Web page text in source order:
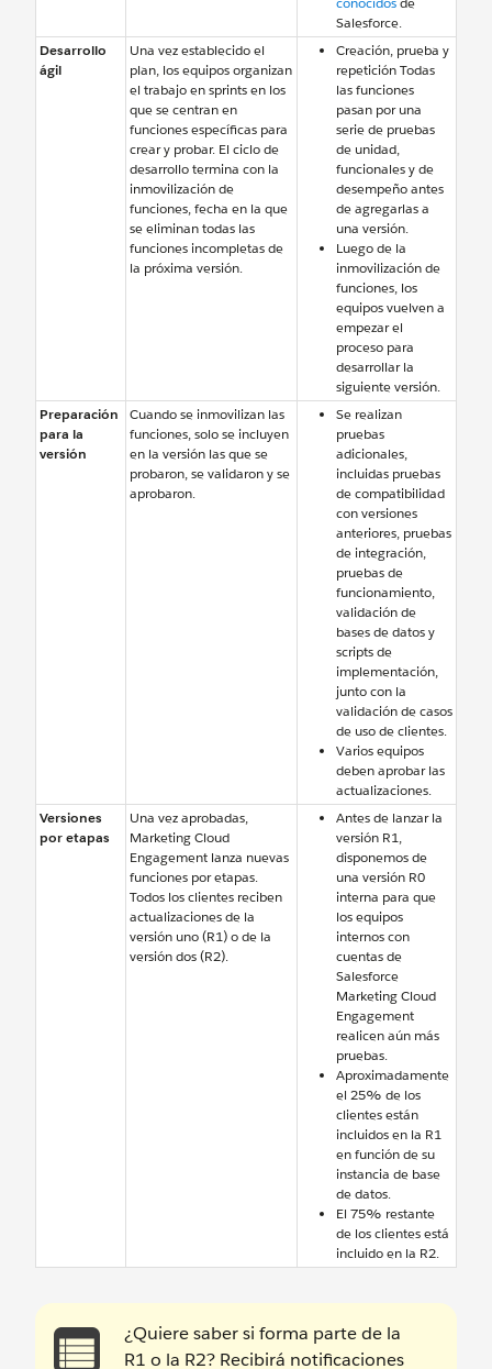
Salesforce.
Desarrollo
ágil
Una vez establecido el
plan, los equipos organizan
el trabajo en sprints en los
que se centran en
funciones específicas para
crear y probar. El ciclo de
desarrollo termina con la
inmovilización de
funciones, fecha en la que
se eliminan todas las
funciones incompletas de
la próxima versión.
Creación, prueba y
repetición Todas
las funciones
pasan por una
serie de pruebas
de unidad,
funcionales y de
desempeño antes
de agregarlas a
una versión.
Luego de la
inmovilización de
funciones, los
equipos vuelven a
empezar el
proceso para
desarrollar la
siguiente versión.
Preparación
para la
versión
Cuando se inmovilizan las
funciones, solo se incluyen
en la versión las que se
probaron, se validaron y se
aprobaron.
Se realizan
pruebas
adicionales,
incluidas pruebas
de compatibilidad
con versiones
anteriores, pruebas
de integración,
pruebas de
funcionamiento,
validación de
bases de datos y
scripts de
implementación,
junto con la
validación de casos
de uso de clientes.
Varios equipos
deben aprobar las
actualizaciones.
Versiones
por etapas
Una vez aprobadas,
Marketing Cloud
Engagement lanza nuevas
funciones por etapas.
Todos los clientes reciben
actualizaciones de la
versión uno (R1) o de la
versión dos (R2).
Antes de lanzar la
versión R1,
disponemos de
una versión R0
interna para que
los equipos
internos con
cuentas de
Salesforce
Marketing Cloud
Engagement
realicen aún más
pruebas.
Aproximadamente
el 25% de los
clientes están
incluidos en la R1
en función de su
instancia de base
de datos.
El 75% restante
de los clientes está
incluido en la R2.
¿Quiere saber si forma parte de la
R1 o la R2? Recibirá notificaciones